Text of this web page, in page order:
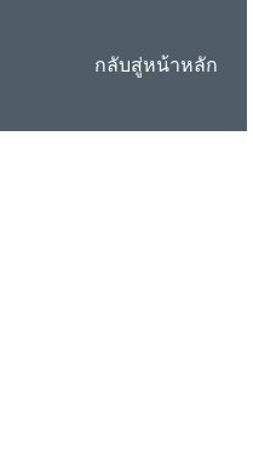
กลับสู่หน้าหลัก